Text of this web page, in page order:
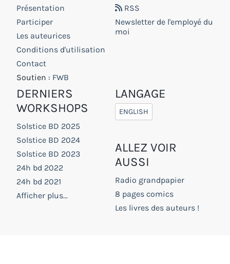
Présentation
Participer
Les auteurices
Conditions d'utilisation
Contact
Soutien : FWB
RSS
Newsletter de l'employé du
moi
DERNIERS
WORKSHOPS
Solstice BD 2025
Solstice BD 2024
Solstice BD 2023
24h bd 2022
24h bd 2021
Afficher plus...
LANGAGE
ENGLISH
ALLEZ VOIR
AUSSI
Radio grandpapier
8 pages comics
Les livres des auteurs !